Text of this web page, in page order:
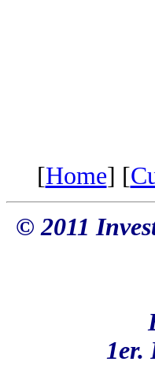
[Home] [
© 2011
1er.